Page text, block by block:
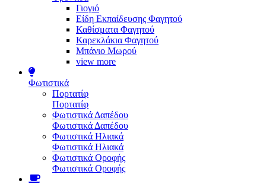
Γιογιό
Είδη Εκπαίδευσης Φαγητού
Καθίσματα Φαγητού
Καρεκλάκια Φαγητού
Μπάνιο Μωρού
view more
Φωτιστικά
Πορτατίφ
Πορτατίφ
Φωτιστικά Δαπέδου
Φωτιστικά Δαπέδου
Φωτιστικά Ηλιακά
Φωτιστικά Ηλιακά
Φωτιστικά Οροφής
Φωτιστικά Οροφής